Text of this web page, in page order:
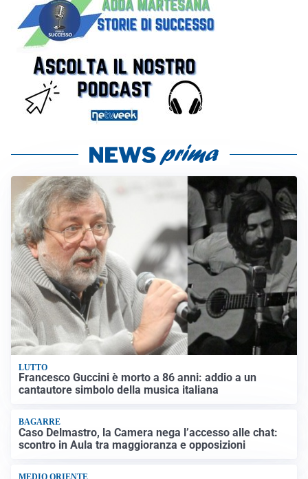
LUTTO
Francesco Guccini è morto a 86 anni: addio a un
cantautore simbolo della musica italiana
BAGARRE
Caso Delmastro, la Camera nega l’accesso alle chat:
scontro in Aula tra maggioranza e opposizioni